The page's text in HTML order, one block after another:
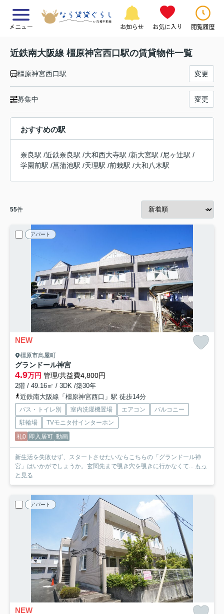
メニュー お知らせ お気に入り 閲覧履歴
近鉄南大阪線 橿原神宮西口駅の賃貸物件一覧
橿原神宮西口駅 変更
募集中 変更
おすすめの駅
奈良駅 /近鉄奈良駅 /大和西大寺駅 /新大宮駅 /尼ヶ辻駅 /
学園前駅 /菖蒲池駅 /天理駅 /前栽駅 /大和八木駅
55件
アパート
NEW
橿原市鳥屋町
グランドール神宮
4.9万円 管理/共益費4,800円
2階 / 49.16㎡ / 3DK /築30年
近鉄南大阪線「橿原神宮西口」駅 徒歩14分
バス・トイレ別 室内洗濯機置場 エアコン
バルコニー
駐輪場
TVモニタ付インターホン
礼0 即入居可 動画
新生活を失敗せず、スタートさせたいならこちらの「グランドール神
宮」はいかがでしょうか。玄関先まで覗き穴を覗きに行かなくて... もっ
と見る
アパート
NEW